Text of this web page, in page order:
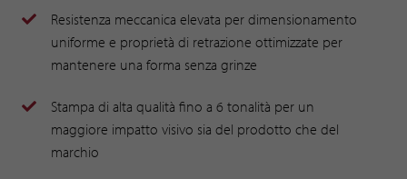
Resistenza meccanica elevata per dimensionamento
uniforme e proprietà di retrazione ottimizzate per
mantenere una forma senza grinze
Stampa di alta qualità fino a 6 tonalità per un
maggiore impatto visivo sia del prodotto che del
marchio